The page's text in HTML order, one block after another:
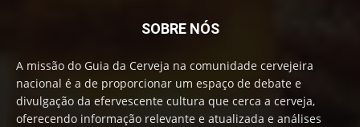
SOBRE NÓS
A missão do Guia da Cerveja na comunidade cervejeira
nacional é a de proporcionar um espaço de debate e
divulgação da efervescente cultura que cerca a cerveja,
oferecendo informação relevante e atualizada e análises